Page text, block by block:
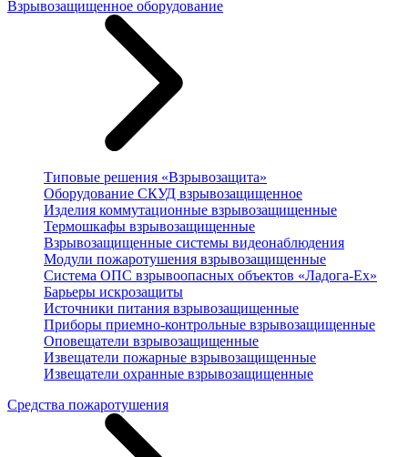
Взрывозащищенное оборудование
Типовые решения «Взрывозащита»
Оборудование СКУД взрывозащищенное
Изделия коммутационные взрывозащищенные
Термошкафы взрывозащищенные
Взрывозащищенные системы видеонаблюдения
Модули пожаротушения взрывозащищенные
Система ОПС взрывоопасных объектов «Ладога-Ex»
Барьеры искрозащиты
Источники питания взрывозащищенные
Приборы приемно-контрольные взрывозащищенные
Оповещатели взрывозащищенные
Извещатели пожарные взрывозащищенные
Извещатели охранные взрывозащищенные
Средства пожаротушения